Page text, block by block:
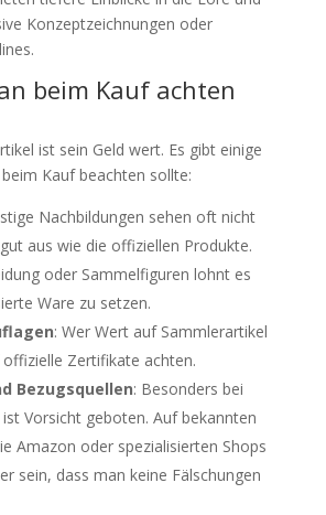
Konzeptzeichnungen oder
beim Kauf achten
ist sein Geld wert. Es gibt einige
Kauf beachten sollte:
Nachbildungen sehen oft nicht
aus wie die offiziellen Produkte.
oder Sammelfiguren lohnt es
Ware zu setzen.
: Wer Wert auf Sammlerartikel
Zertifikate achten.
Bezugsquellen: Besonders bei
Vorsicht geboten. Auf bekannten
Amazon oder spezialisierten Shops
sein, dass man keine Fälschungen